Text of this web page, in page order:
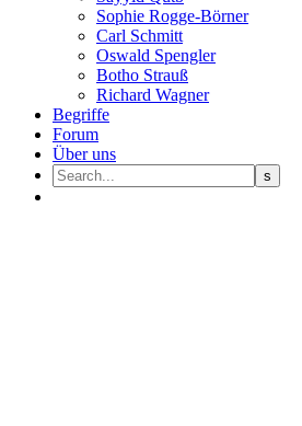
Sophie Rogge-Börner
Carl Schmitt
Oswald Speng­ler
Botho Strauß
Richard Wagner
Begriffe
Forum
Über uns